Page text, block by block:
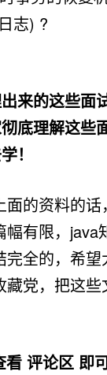
志) ?
来的这些面
底理解这些
！
面的资料的
幅有限，java
全的，希
藏党，把这
评论区 即